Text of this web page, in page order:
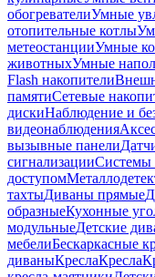
обогревателиУмные
отопительные котлы
метеостанцииУмные
животныхУмные
Flash накопители
памятиСетевые
дискиНаблюдение и
видеонаблюдения
вызывные панели
сигнализацииСистемы
доступом
тахтыДиваны прямые
образныеКухонные
модульныеДетские
мебелиБескаркасные
диваныКреслаКресла